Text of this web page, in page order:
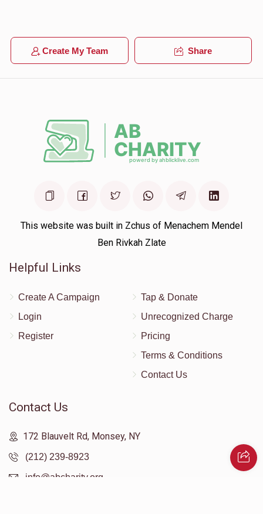
Create My Team Share
This website was built in Zchus of Menachem Mendel
Ben Rivkah Zlate
Helpful Links
Create A Campaign
Login
Register
Tap & Donate
Unrecognized Charge
Pricing
Terms & Conditions
Contact Us
Contact Us
172 Blauvelt Rd, Monsey, NY
(212) 239-8923
info@abcharity.org